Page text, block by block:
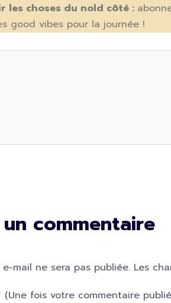
les choses du nold côté :
good vibes pour la journée !
commentaire
mail ne sera pas publiée. Les
(Une fois votre commentaire